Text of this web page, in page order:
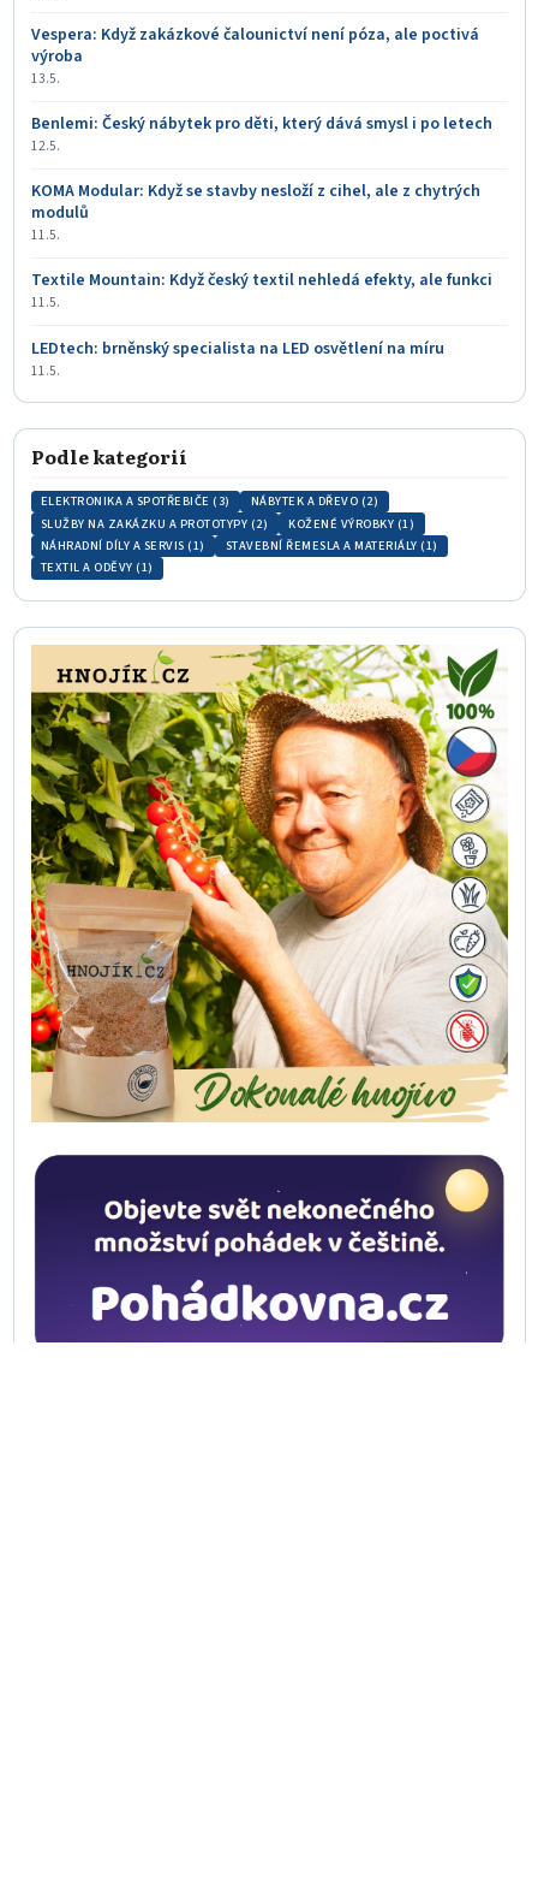
Vespera: Když zakázkové čalounictví není póza, ale poctivá
výroba
13.5.
Benlemi: Český nábytek pro děti, který dává smysl i po letech
12.5.
KOMA Modular: Když se stavby nesloží z cihel, ale z chytrých
modulů
11.5.
Textile Mountain: Když český textil nehledá efekty, ale funkci
11.5.
LEDtech: brněnský specialista na LED osvětlení na míru
11.5.
Podle kategorií
ELEKTRONIKA A SPOTŘEBIČE (3)
NÁBYTEK A DŘEVO (2)
SLUŽBY NA ZAKÁZKU A PROTOTYPY (2)
KOŽENÉ VÝROBKY (1)
NÁHRADNÍ DÍLY A SERVIS (1)
STAVEBNÍ ŘEMESLA A MATERIÁLY (1)
TEXTIL A ODĚVY (1)